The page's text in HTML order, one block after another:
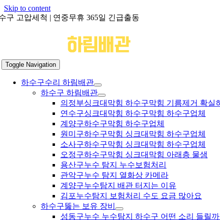
Skip to content
구 고압세척 | 연중무휴 365일 긴급출동
Toggle Navigation
하수구수리 하림배관
하수구 하림배관
의정부싱크대막힘 하수구막힘 기름제거 확실
연수구싱크대막힘 하수구막힘 하수구업체
계양구하수구막힘 하수구업체
원미구하수구막힘 싱크대막힘 하수구업체
소사구하수구막힘 싱크대막힘 하수구업체
오정구하수구막힘 싱크대막힘 아래층 물샘
용산구누수 탐지 누수보험처리
관악구누수 탐지 열화상 카메라
계양구누수탐지 배관 터지는 이유
김포누수탐지 보험처리 수도 요금 많아요
하수구뚫는 보유 장비
성동구누수 누수탐지 하수구 어떤 소리 들릴까